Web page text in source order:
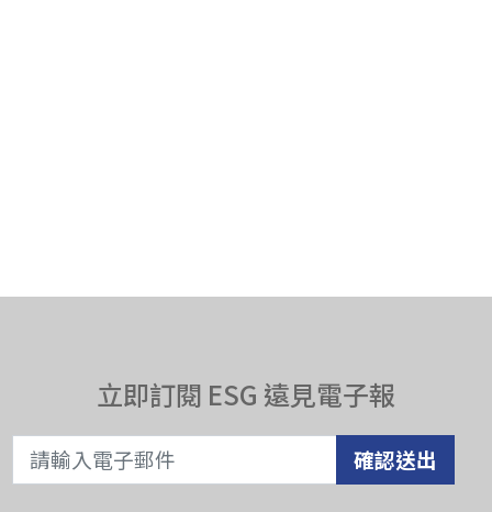
立即訂閱 ESG 遠見電子報
確認送出